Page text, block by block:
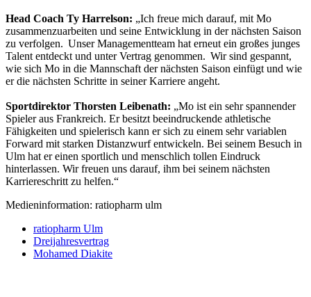
Head Coach Ty Harrelson: „Ich freue mich darauf, mit Mo
zusammenzuarbeiten und seine Entwicklung in der nächsten Saison
zu verfolgen. Unser Managementteam hat erneut ein großes junges
Talent entdeckt und unter Vertrag genommen. Wir sind gespannt,
wie sich Mo in die Mannschaft der nächsten Saison einfügt und wie
er die nächsten Schritte in seiner Karriere angeht.
Sportdirektor Thorsten Leibenath: „Mo ist ein sehr spannender
Spieler aus Frankreich. Er besitzt beeindruckende athletische
Fähigkeiten und spielerisch kann er sich zu einem sehr variablen
Forward mit starken Distanzwurf entwickeln. Bei seinem Besuch in
Ulm hat er einen sportlich und menschlich tollen Eindruck
hinterlassen. Wir freuen uns darauf, ihm bei seinem nächsten
Karriereschritt zu helfen.“
Medieninformation: ratiopharm ulm
ratiopharm Ulm
Dreijahresvertrag
Mohamed Diakite